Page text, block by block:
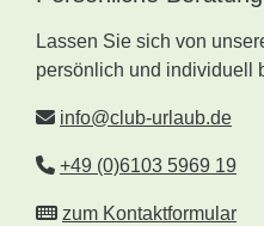
Lassen Sie sich von
persönlich und individuell
info@club-urlaub.de
+49 (0)6103 5969 19
zum Kontaktformular